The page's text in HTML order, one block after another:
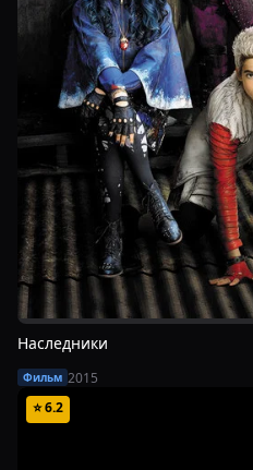
Наследники
Фильм 2015
⭐6.2